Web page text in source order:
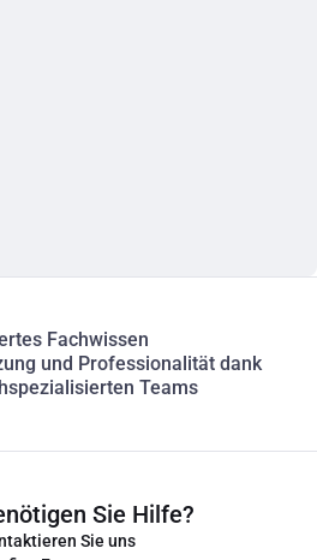
Fachwissen
und Professionalität dank
Teams
Sie Hilfe?
Sie uns